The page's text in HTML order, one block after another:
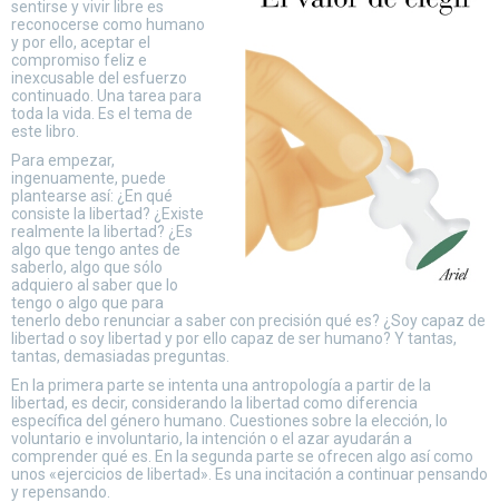
sentirse y vivir libre es
reconocerse como humano
y por ello, aceptar el
compromiso feliz e
inexcusable del esfuerzo
continuado. Una tarea para
toda la vida. Es el tema de
este libro.
Para empezar,
ingenuamente, puede
plantearse así: ¿En qué
consiste la libertad? ¿Existe
realmente la libertad? ¿Es
algo que tengo antes de
saberlo, algo que sólo
adquiero al saber que lo
tengo o algo que para
tenerlo debo renunciar a saber con precisión qué es? ¿Soy capaz de
libertad o soy libertad y por ello capaz de ser humano? Y tantas,
tantas, demasiadas preguntas.
En la primera parte se intenta una antropología a partir de la
libertad, es decir, considerando la libertad como diferencia
específica del género humano. Cuestiones sobre la elección, lo
voluntario e involuntario, la intención o el azar ayudarán a
comprender qué es. En la segunda parte se ofrecen algo así como
unos «ejercicios de libertad». Es una incitación a continuar pensando
y repensando.